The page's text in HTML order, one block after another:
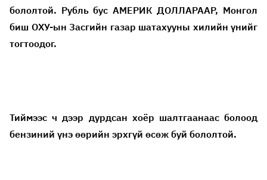
бололтой. Рубль бус АМЕРИК ДОЛЛАРААР, Монгол
биш ОХУ-ын Засгийн газар шатахууны хилийн үнийг
тогтоодог.
Тиймээс ч дээр дурдсан хоёр шалтгаанаас болоод
бензиний үнэ өөрийн эрхгүй өсөж буй бололтой.